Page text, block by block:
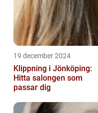
19 december 2024
Klippning i Jönköping:
Hitta salongen som
passar dig